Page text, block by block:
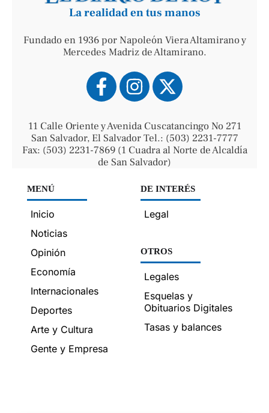
La realidad en tus manos
Fundado en 1936 por Napoleón Viera Altamirano y
Mercedes Madriz de Altamirano.
11 Calle Oriente y Avenida Cuscatancingo No 271
San Salvador, El Salvador Tel.: (503) 2231-7777
Fax: (503) 2231-7869 (1 Cuadra al Norte de Alcaldía
de San Salvador)
MENÚ
Inicio
Noticias
Opinión
Economía
Internacionales
Deportes
Arte y Cultura
Gente y Empresa
DE INTERÉS
Legal
OTROS
Legales
Esquelas y
Obituarios Digitales
Tasas y balances